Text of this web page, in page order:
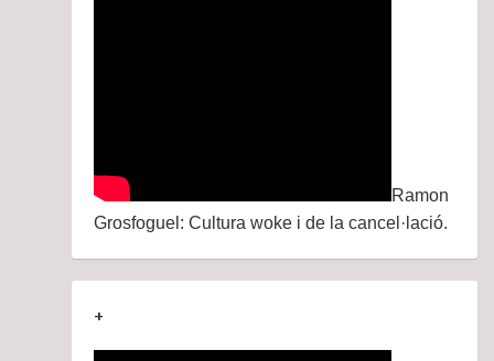
Ramon
Grosfoguel: Cultura woke i de la cancel·lació.
+